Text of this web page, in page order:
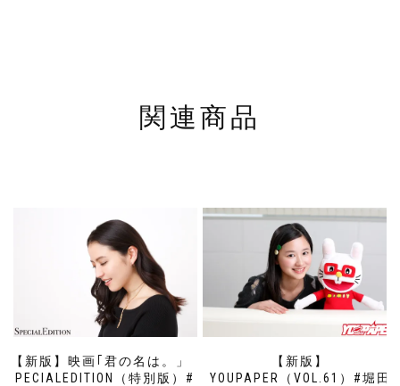
関連商品
【新版】映画｢君の名は。」
SPECIALEDITION（特別版）#
【新版】
YOUPAPER（VOL.61）#堀田